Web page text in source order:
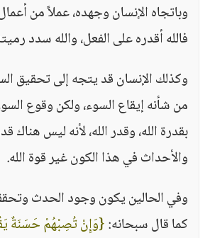
وباتجاه الإنسان وجهده، عملاً من أعمال
فالله أقدره على الفعل، والله سدد
وكذلك الإنسان قد يتجه إلى تحقيق
من شأنه إيقاع السوء، ولكن وقوع
بقدرة الله، وقدر الله، لأنه ليس هناك
والأحداث في هذا الكون غير قوة الله.
وفي الحالين يكون وجود الحدث
كما قال سبحانه:{وَإِنْ تُصِبْهُمْ حَسَنَةٌ